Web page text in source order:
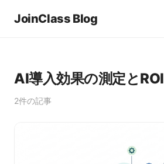
JoinClass Blog
AI導入効果の測定とROI
2件の記事